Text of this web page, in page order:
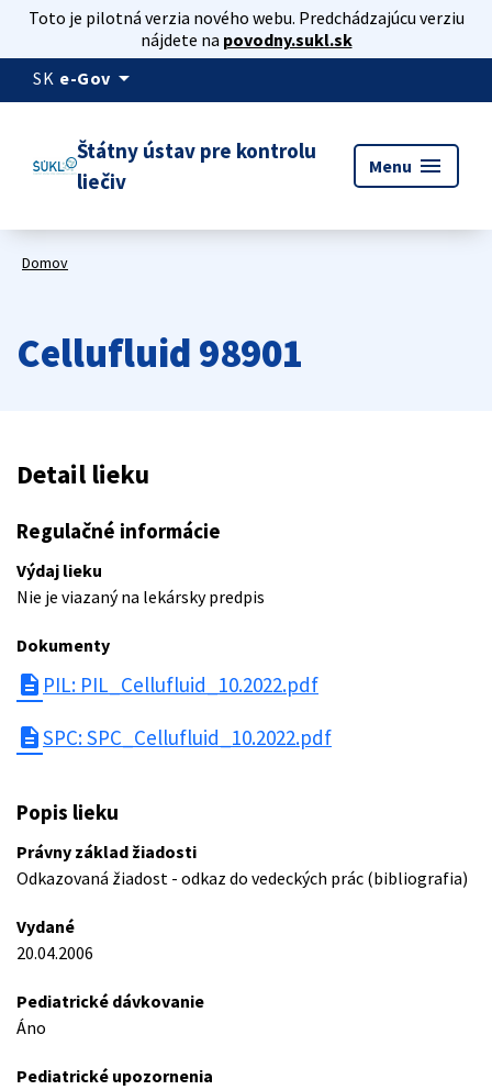
Toto je pilotná verzia nového webu. Predchádzajúcu verziu
nájdete na povodny.sukl.sk
SK e-Gov arrow_drop_down
Štátny ústav pre kontrolu
liečiv
Menu menu
Domov
Cellufluid 98901
Detail lieku
Regulačné informácie
Výdaj lieku
Nie je viazaný na lekársky predpis
Dokumenty
description PIL: PIL_Cellufluid_10.2022.pdf
descriptionSPC: SPC_Cellufluid_10.2022.pdf
Popis lieku
Právny základ žiadosti
Odkazovaná žiadost - odkaz do vedeckých prác (bibliografia)
Vydané
20.04.2006
Pediatrické dávkovanie
Áno
Pediatrické upozornenia